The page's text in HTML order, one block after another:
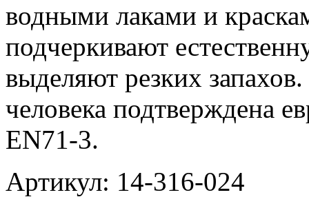
водными лаками и
подчеркивают
выделяют резких
человека подтверждена
EN71-3.
Артикул: 14-316-024